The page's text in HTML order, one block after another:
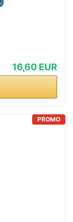
16,60 EUR
PROMO